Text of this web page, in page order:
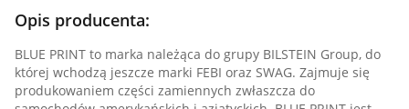
Opis producenta:
BLUE PRINT to marka należąca do grupy BILSTEIN Group, do
której wchodzą jeszcze marki FEBI oraz SWAG. Zajmuje się
produkowaniem części zamiennych zwłaszcza do